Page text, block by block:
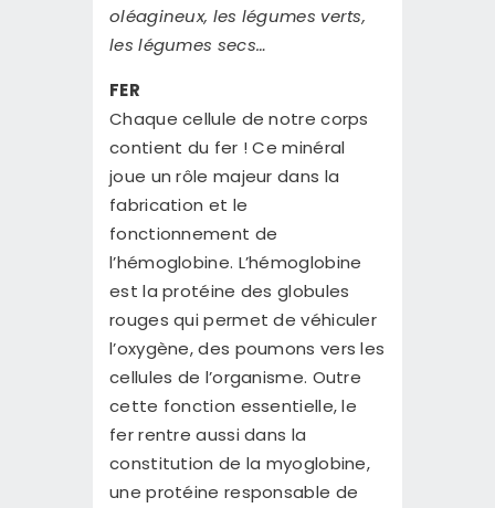
oléagineux, les légumes verts,
les légumes secs…
FER
Chaque cellule de notre corps
contient du fer ! Ce minéral
joue un rôle majeur dans la
fabrication et le
fonctionnement de
l’hémoglobine. L’hémoglobine
est la protéine des globules
rouges qui permet de véhiculer
l’oxygène, des poumons vers les
cellules de l’organisme. Outre
cette fonction essentielle, le
fer rentre aussi dans la
constitution de la myoglobine,
une protéine responsable de